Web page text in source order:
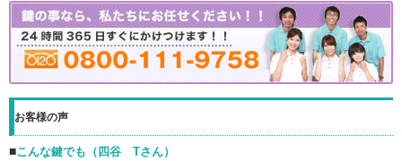
お客様の声
こんな鍵でも（四谷 Tさん）